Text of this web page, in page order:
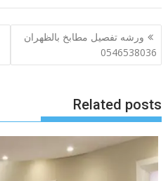
تصفّح
المقالات
ورشه تفصيل مطابخ بالظهران
0546538036
Related posts